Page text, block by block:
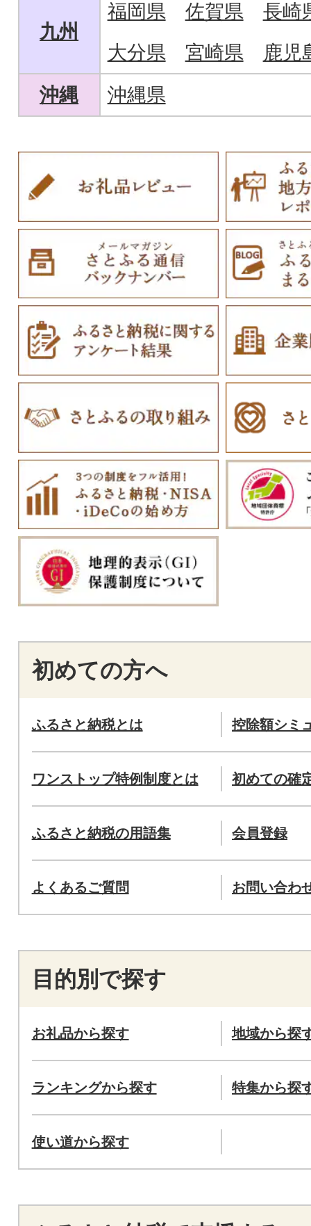
九州
福岡県 佐賀県
長崎
大分県
宮崎県
鹿児
沖縄
沖縄県
初めての方へ
ふるさと納税とは 控除額シミ
ワンストップ特例制度とは 初めての確
ふるさと納税の用語集 会員登録
よくあるご質問 お問い合わ
目的別で探す
お礼品から探す 地域から探
ランキングから探す 特集から探
使い道から探す